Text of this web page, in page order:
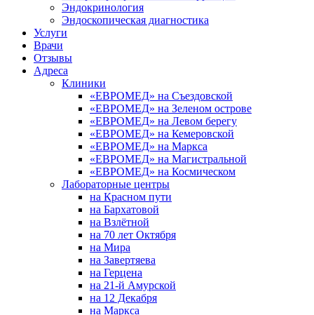
Эндокринология
Эндоскопическая диагностика
Услуги
Врачи
Отзывы
Адреса
Клиники
«ЕВРОМЕД» на Съездовской
«ЕВРОМЕД» на Зеленом острове
«ЕВРОМЕД» на Левом берегу
«ЕВРОМЕД» на Кемеровской
«ЕВРОМЕД» на Маркса
«ЕВРОМЕД» на Магистральной
«ЕВРОМЕД» на Космическом
Лабораторные центры
на Красном пути
на Бархатовой
на Взлётной
на 70 лет Октября
на Мира
на Завертяева
на Герцена
на 21-й Амурской
на 12 Декабря
на Маркса